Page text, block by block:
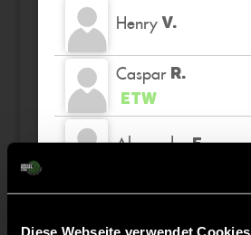
Diese Webseite verwendet Cookies
Henry V.
Caspar R.
ETW
Alexander E.
Vincent N.